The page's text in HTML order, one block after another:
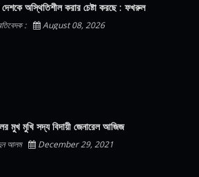
অস্থিতিশীল করার চেষ্টা করছে : ফখরুল
: August 08, 2026
মুখ মুখি সদ্য বিদায়ী জেনারেল আজিজ
আলম December 29, 2021